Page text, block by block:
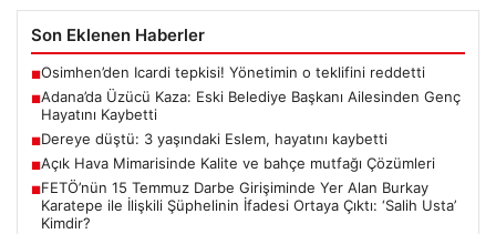
Son Eklenen Haberler
■Osimhen’den Icardi tepkisi! Yönetimin o teklifini reddetti
■Adana’da Üzücü Kaza: Eski Belediye Başkanı Ailesinden Genç
Hayatını Kaybetti
■Dereye düştü: 3 yaşındaki Eslem, hayatını kaybetti
■Açık Hava Mimarisinde Kalite ve bahçe mutfağı Çözümleri
■FETÖ’nün 15 Temmuz Darbe Girişiminde Yer Alan Burkay
Karatepe ile İlişkili Şüphelinin İfadesi Ortaya Çıktı: ‘Salih Usta’
Kimdir?